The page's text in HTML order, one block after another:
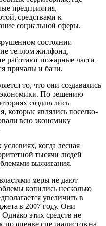
предприятия,
средствами к
социальной сферы.
состоянии
теплом жилфонд,
работают пожарные части,
причалы и бани.
то, что они создавались
экономики. По решению
создавались
которые являлись поселко-
всю экономику
когда лесная
тысячи людей
выживания.
меры не дают
копились несколько
увеличить в
в 2007 году. Они
этих средств не
по оценке специалистов на